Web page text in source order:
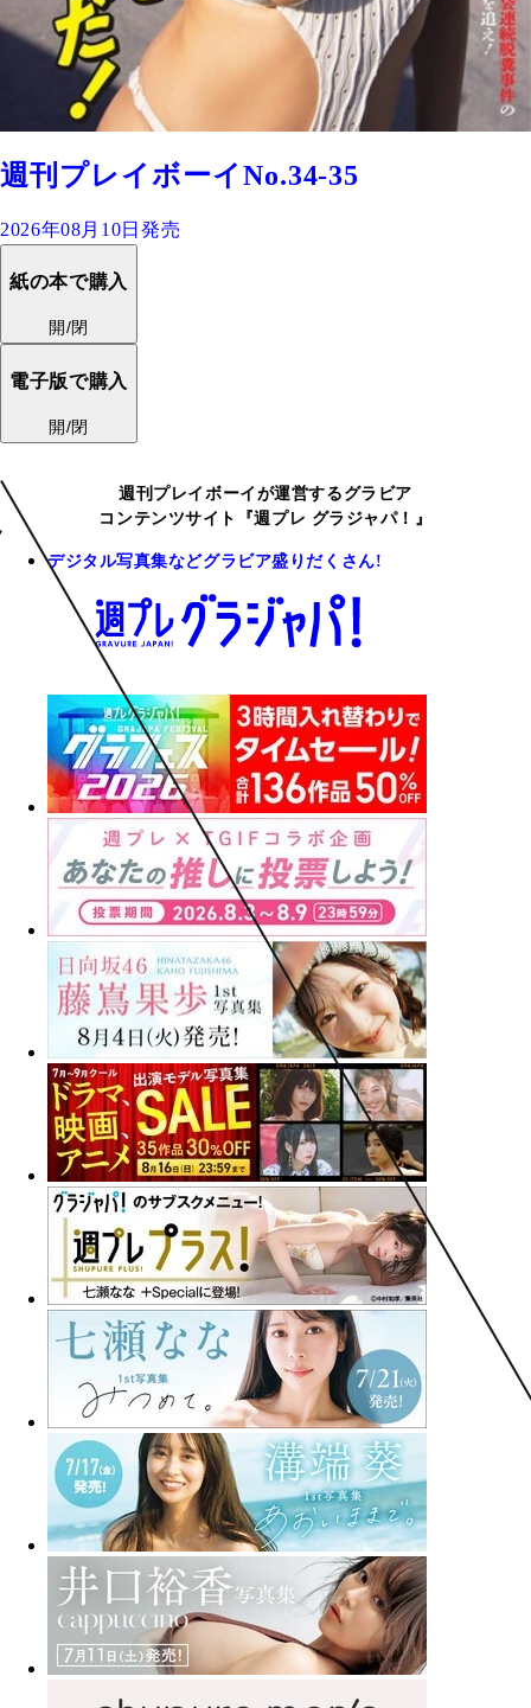
週刊プレイボーイNo.34-35
2026年08月10日発売
紙の本で購入
開/閉
電子版で購入
開/閉
週刊プレイボーイが運営するグラビア
コンテンツサイト『週プレ グラジャパ！』
デジタル写真集などグラビア盛りだくさん!